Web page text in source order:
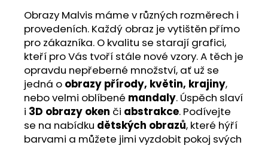
Obrazy Malvis máme v různých rozměrech i
provedeních. Každý obraz je vytištěn přímo
pro zákazníka. O kvalitu se starají grafici,
kteří pro Vás tvoří stále nové vzory. A těch je
opravdu nepřeberné množství, ať už se
jedná o obrazy přírody, květin, krajiny,
nebo velmi oblíbené mandaly. Úspěch slaví
i 3D obrazy oken či abstrakce. Podívejte
se na nabídku dětských obrazů, které hýří
barvami a můžete jimi vyzdobit pokoj svých